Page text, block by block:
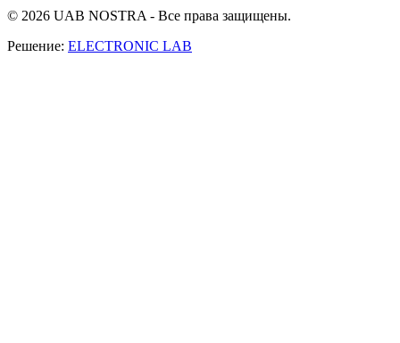
© 2026 UAB NOSTRA - Все права защищены.
Решение: ELECTRONIC LAB